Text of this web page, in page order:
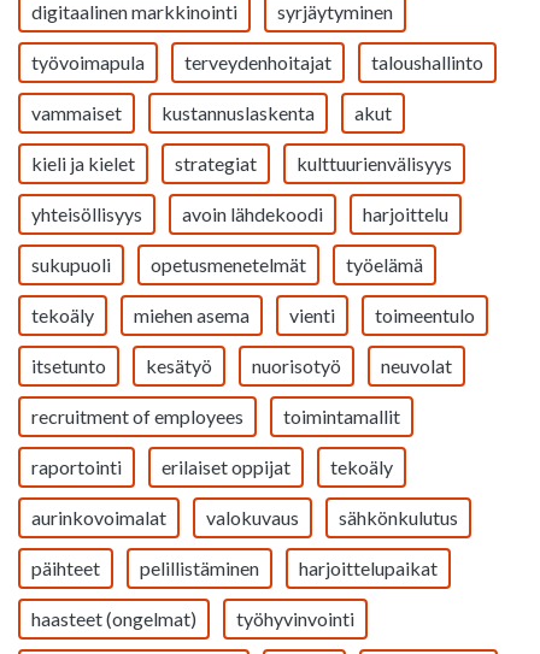
digitaalinen markkinointi syrjäytyminen
työvoimapula terveydenhoitajat taloushallinto
vammaiset kustannuslaskenta akut
kieli ja kielet strategiat kulttuurienvälisyys
yhteisöllisyys avoin lähdekoodi harjoittelu
sukupuoli opetusmenetelmät työelämä
tekoäly miehen asema vienti toimeentulo
itsetunto kesätyö nuorisotyö neuvolat
recruitment of employees toimintamallit
raportointi erilaiset oppijat tekoäly
aurinkovoimalat valokuvaus sähkönkulutus
päihteet pelillistäminen harjoittelupaikat
haasteet (ongelmat) työhyvinvointi